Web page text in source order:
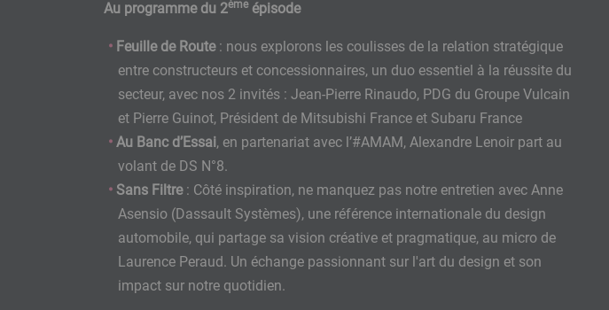
Au programme du 2èmeépisode
Feuille de Route: nous explorons les coulisses de la relation stratégique
entre constructeurs et concessionnaires, un duo essentiel à la réussite du
secteur, avec nos 2 invités : Jean-Pierre Rinaudo, PDG du Groupe Vulcain
et Pierre Guinot, Président de Mitsubishi France et Subaru France
Au Banc d’Essai, en partenariat avec l’#AMAM, Alexandre Lenoir part au
volant de DS N°8.
Sans Filtre: Côté inspiration, ne manquez pas notre entretien avec Anne
Asensio (Dassault Systèmes), une référence internationale du design
automobile, qui partage sa vision créative et pragmatique, au micro de
Laurence Peraud. Un échange passionnant sur l'art du design et son
impact sur notre quotidien.